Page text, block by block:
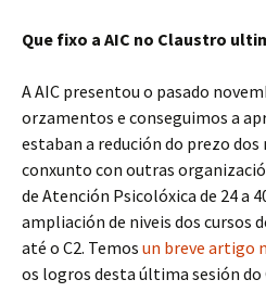
Que fixo a AIC no Claustro
A AIC presentou o pasado
orzamentos e conseguimos a
estaban a redución do prezo
conxunto con outras
de Atención Psicolóxica de 24 a
ampliación de niveis dos cursos
até o C2. Temos un breve artigo
os logros desta última sesión do